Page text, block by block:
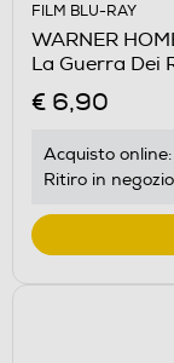
FILM BLU-RAY
WARNER
La Guerra Dei
€ 6,90
Acquisto online:
Ritiro in